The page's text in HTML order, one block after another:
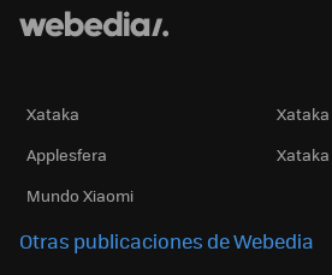
Xataka
Applesfera
Mundo Xiaomi
Otras publicaciones de Webedia